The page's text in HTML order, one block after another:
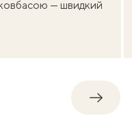
— швидкий